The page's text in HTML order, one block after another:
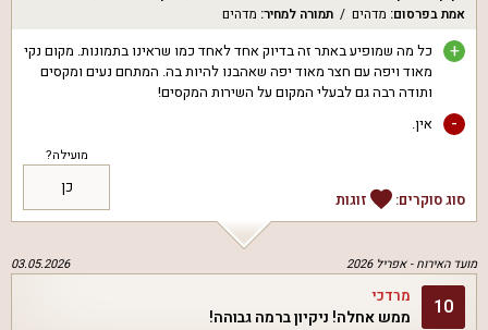
אמת בפרסום: מדהים תמורה למחיר: מדהים
+
כל מה שמופיע באתר זה בדיוק אחד לאחד כמו שראינו בתמונות. מקום נקי
מאוד ויפה עם חצר מאוד יפה שאהבנו להיות בה. המתחם נעים ומקסים
ותודה רבה גם לבעלי המקום על השירות המקסים!
- אין.
סוג סוקרים: זוגות
מועילה?
כן
מועד האירוח -אפריל 2026 03.05.2026
10 מרדכי
ממש אחלה! ניקיון ברמה גבוהה!